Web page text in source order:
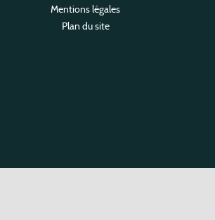
Mentions légales
Plan du site